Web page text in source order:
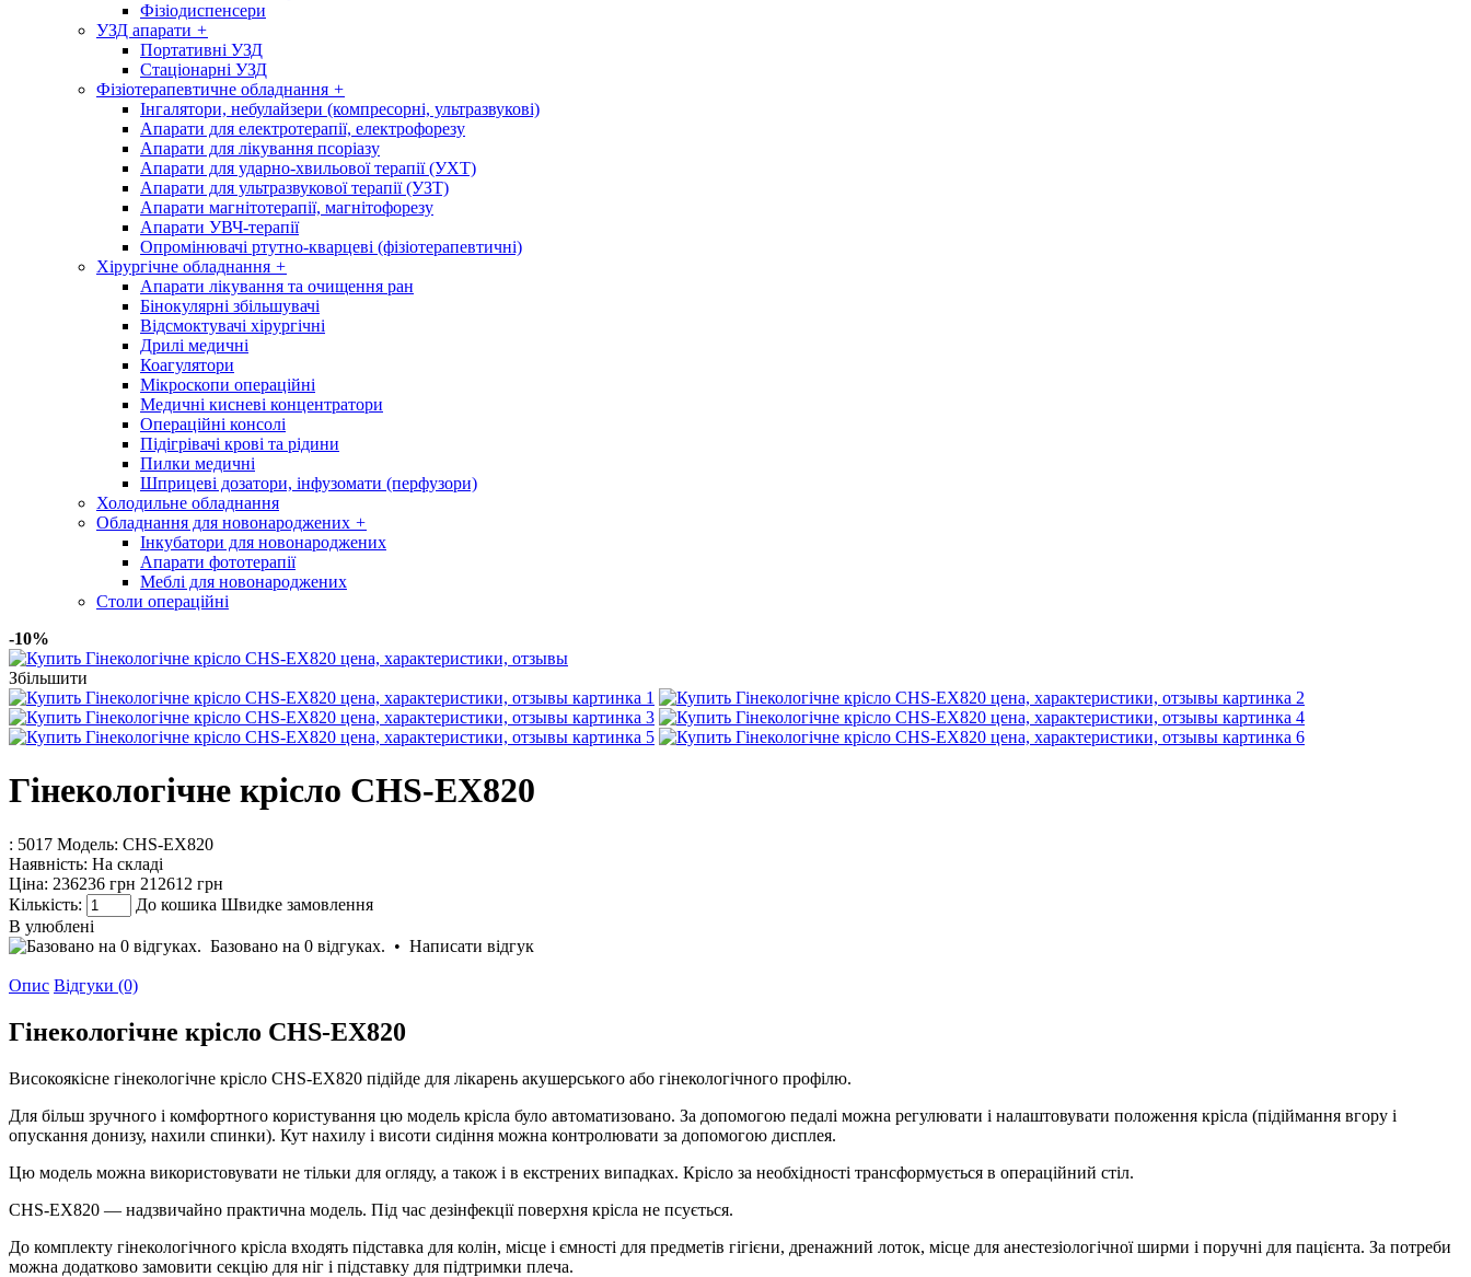
Фізіодиспенсери
УЗД апарати +
Портативні УЗД
Стаціонарні УЗД
Фізіотерапевтичне обладнання +
Інгалятори, небулайзери (компресорні, ультразвукові)
Апарати для електротерапії, електрофорезу
Апарати для лікування псоріазу
Апарати для ударно-хвильової терапії (УХТ)
Апарати для ультразвукової терапії (УЗТ)
Апарати магнітотерапії, магнітофорезу
Апарати УВЧ-терапії
Опромінювачі ртутно-кварцеві (фізіотерапевтичні)
Хірургічне обладнання +
Апарати лікування та очищення ран
Бінокулярні збільшувачі
Відсмоктувачі хірургічні
Дрилі медичні
Коагулятори
Мікроскопи операційні
Медичні кисневі концентратори
Операційні консолі
Підігрівачі крові та рідини
Пилки медичні
Шприцеві дозатори, інфузомати (перфузори)
Холодильне обладнання
Обладнання для новонароджених +
Інкубатори для новонароджених
Апарати фототерапії
Меблі для новонароджених
Столи операційні
-10%
Збільшити
Гінекологічне крісло CHS-EX820
: 5017 Модель: CHS-EX820
Наявність: На складі
Ціна: 236236 грн 212612 грн
Кількість:
До кошика Швидке замовлення
В улюблені
Базовано на 0 відгуках. • Написати відгук
Опис Відгуки (0)
Гінекологічне крісло CHS-EX820
Високоякісне гінекологічне крісло CHS-EX820 підійде для лікарень акушерського або гінекологічного профілю.
Для більш зручного і комфортного користування цю модель крісла було автоматизовано. За допомогою педалі можна регулювати і налаштовувати положення крісла (підіймання вгору і
опускання донизу, нахили спинки). Кут нахилу і висоти сидіння можна контролювати за допомогою дисплея.
Цю модель можна використовувати не тільки для огляду, а також і в екстрених випадках. Крісло за необхідності трансформується в операційний стіл.
CHS-EX820 — надзвичайно практична модель. Під час дезінфекції поверхня крісла не псується.
До комплекту гінекологічного крісла входять підставка для колін, місце і ємності для предметів гігієни, дренажний лоток, місце для анестезіологічної ширми і поручні для пацієнта. За потреби
можна додатково замовити секцію для ніг і підставку для підтримки плеча.